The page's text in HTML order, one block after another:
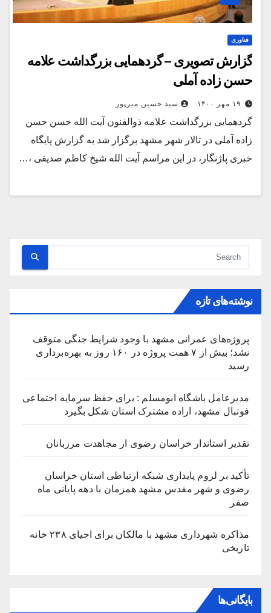
فناوری
گزارش تصویری – گردهمایی بزرگداشت علامه
حسن زاده آملی
۱۹ مهر ۱۴۰۰ سید حسین میرپور
گردهمایی بزرگداشت علامه ذوالفنون آیت الله حسن حسن
زاده آملی در تالار شهر مشهد برگزار شد به گزارش پایگاه
خبری پاژنگار، در این مراسم آیت الله شیخ کاظم صدیقی ،…
نوشته‌های تازه
پروژه‌های عمرانی مشهد با وجود شرایط جنگی متوقف
نشد؛ بیش از ۷ همت پروژه در ۱۶۰ روز به بهره‌برداری
رسید
مدیرعامل باشگاه ابومسلم : برای حفظ سرمایه اجتماعی
فوتبال مشهد، اراده مشترک استان شکل بگیرد
تقدیر استاندار خراسان رضوی از مجاهدت مرزبانان
تأکید بر لزوم پایداری شبکه ارتباطی استان خراسان
رضوی و شهر مقدس مشهد همزمان با دهه پایانی ماه
صفر
مذاکره شهرداری مشهد با مالکان برای احیای ۲۳۸ خانه
تاریخی
بایگانی‌ها